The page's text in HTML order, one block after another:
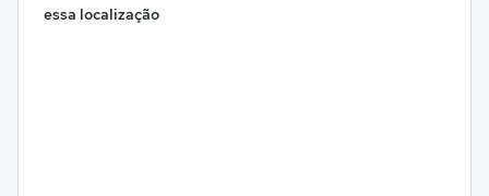
essa localização